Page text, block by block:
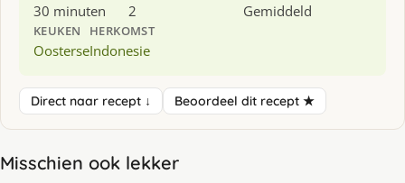
30 minuten 2 Gemiddeld
KEUKEN
Oosterse
HERKOMST
Indonesie
Direct naar recept ↓ Beoordeel dit recept ★
Misschien ook lekker